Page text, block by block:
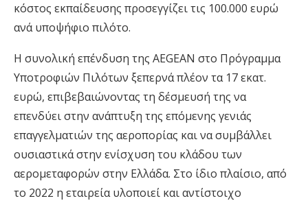
κόστος εκπαίδευσης προσεγγίζει τις 100.000 ευρώ
ανά υποψήφιο πιλότο.
Η συνολική επένδυση της AEGEAN στο Πρόγραμμα
Υποτροφιών Πιλότων ξεπερνά πλέον τα 17 εκατ.
ευρώ, επιβεβαιώνοντας τη δέσμευσή της να
επενδύει στην ανάπτυξη της επόμενης γενιάς
επαγγελματιών της αεροπορίας και να συμβάλλει
ουσιαστικά στην ενίσχυση του κλάδου των
αερομεταφορών στην Ελλάδα. Στο ίδιο πλαίσιο, από
το 2022 η εταιρεία υλοποιεί και αντίστοιχο